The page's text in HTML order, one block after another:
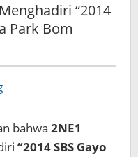
“2014
Park Bom
bahwa 2NE1
“2014 SBS Gayo